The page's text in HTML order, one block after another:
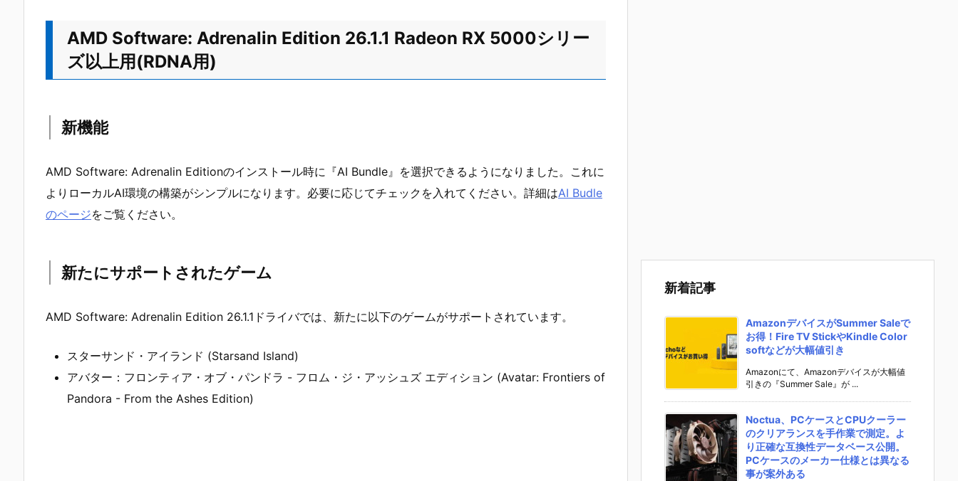
AMD Software: Adrenalin Edition 26.1.1 Radeon RX 5000シリー
ズ以上用(RDNA用)
新機能
AMD Software: Adrenalin Editionのインストール時に『AI Bundle』を選択できるようになりました。これに
よりローカルAI環境の構築がシンプルになります。必要に応じてチェックを入れてください。詳細はAI Budle
のページをご覧ください。
新たにサポートされたゲーム
AMD Software: Adrenalin Edition 26.1.1ドライバでは、新たに以下のゲームがサポートされています。
スターサンド・アイランド (Starsand Island)
アバター：フロンティア・オブ・パンドラ - フロム・ジ・アッシュズ エディション (Avatar: Frontiers of
Pandora - From the Ashes Edition)
新着記事
AmazonデバイスがSummer Saleで
お得！Fire TV StickやKindle Color
softなどが大幅値引き
Amazonにて、Amazonデバイスが大幅値
引きの『Summer Sale』が ...
Noctua、PCケースとCPUクーラー
のクリアランスを手作業で測定。よ
り正確な互換性データベース公開。
PCケースのメーカー仕様とは異なる
事が案外ある